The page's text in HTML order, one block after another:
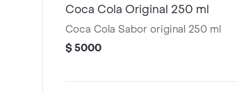
Coca Cola Original 250 ml
Coca Cola Sabor original 250 ml
$ 5000